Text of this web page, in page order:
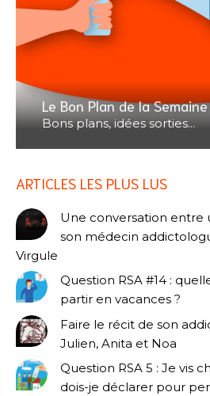
Le Bon Plan de la Semaine
Bons plans, idées sorties...
ARTICLES LES PLUS LUS
Une conversation entre
son médecin
Virgule
Question RSA #14 :
partir en vacances ?
Faire le récit de son
Julien, Anita et Noa
Question RSA 5 : Je vis
dois-je déclarer pour